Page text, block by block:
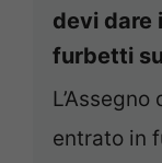
devi dare
furbetti
entrato in